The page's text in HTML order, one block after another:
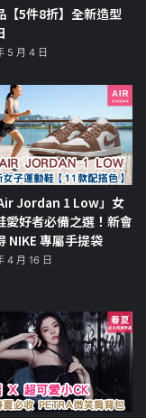
【5件8折】全新造型
5 月 4 日
Jordan 1 Low」女
愛好者必備之選！新會
NIKE 專屬手提袋
4 月 16 日